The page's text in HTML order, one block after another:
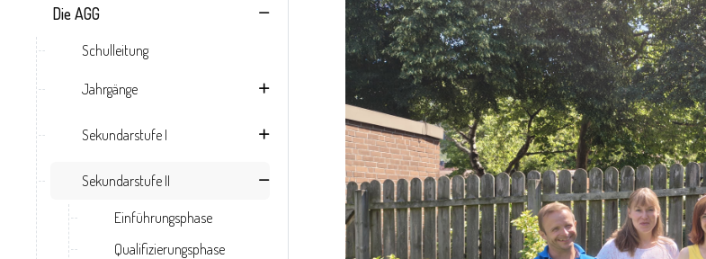
Die AGG
Schulleitung
Jahrgänge
Sekundarstufe I
Sekundarstufe II
Einführungsphase
Qualifizierungsphase